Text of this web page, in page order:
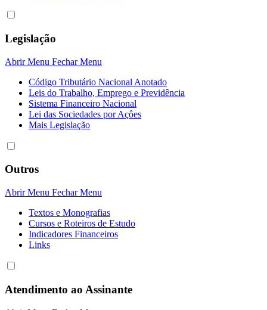
Legislação
Abrir Menu Fechar Menu
Código Tributário Nacional Anotado
Leis do Trabalho, Emprego e Previdência
Sistema Financeiro Nacional
Lei das Sociedades por Açôes
Mais Legislação
Outros
Abrir Menu Fechar Menu
Textos e Monografias
Cursos e Roteiros de Estudo
Indicadores Financeiros
Links
Atendimento ao Assinante